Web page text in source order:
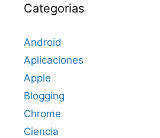
Categorias
Android
Aplicaciones
Apple
Blogging
Chrome
Ciencia